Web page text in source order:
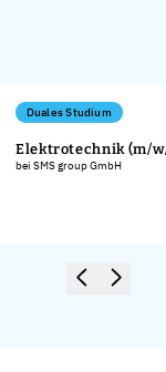
Duales Studium
Elektrotechnik (m/
bei SMS group GmbH